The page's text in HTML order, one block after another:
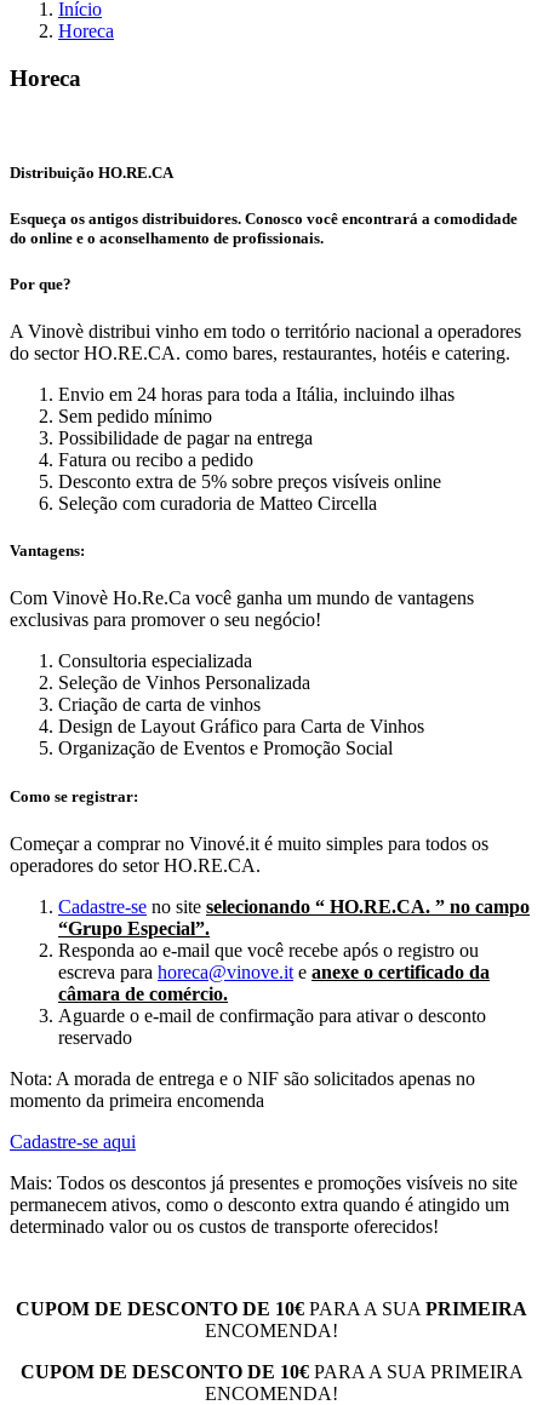
Início
Horeca
Horeca
Distribuição HO.RE.CA
Esqueça os antigos distribuidores. Conosco você encontrará a comodidade
do online e o aconselhamento de profissionais.
Por que?
A Vinovè distribui vinho em todo o território nacional a operadores
do sector HO.RE.CA. como bares, restaurantes, hotéis e catering.
Envio em 24 horas para toda a Itália, incluindo ilhas
Sem pedido mínimo
Possibilidade de pagar na entrega
Fatura ou recibo a pedido
Desconto extra de 5% sobre preços visíveis online
Seleção com curadoria de Matteo Circella
Vantagens:
Com Vinovè Ho.Re.Ca você ganha um mundo de vantagens
exclusivas para promover o seu negócio!
Consultoria especializada
Seleção de Vinhos Personalizada
Criação de carta de vinhos
Design de Layout Gráfico para Carta de Vinhos
Organização de Eventos e Promoção Social
Como se registrar:
Começar a comprar no Vinové.it é muito simples para todos os
operadores do setor HO.RE.CA.
Cadastre-se no site selecionando “ HO.RE.CA. ” no campo
“Grupo Especial”.
Responda ao e-mail que você recebe após o registro ou
escreva para horeca@vinove.it e anexe o certificado da
câmara de comércio.
Aguarde o e-mail de confirmação para ativar o desconto
reservado
Nota: A morada de entrega e o NIF são solicitados apenas no
momento da primeira encomenda
Cadastre-se aqui
Mais: Todos os descontos já presentes e promoções visíveis no site
permanecem ativos, como o desconto extra quando é atingido um
determinado valor ou os custos de transporte oferecidos!
CUPOM DE DESCONTO DE 10€ PARA A SUA PRIMEIRA
ENCOMENDA!
CUPOM DE DESCONTO DE 10€PARA A SUA PRIMEIRA
ENCOMENDA!